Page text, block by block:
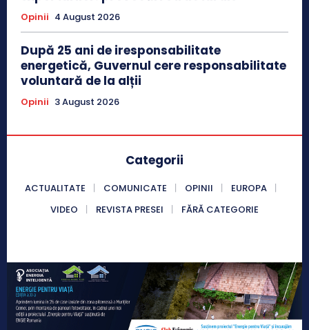
Opinii 4 August 2026
După 25 ani de iresponsabilitate
energetică, Guvernul cere responsabilitate
voluntară de la alții
Opinii 3 August 2026
Categorii
ACTUALITATE COMUNICATE OPINII
EUROPA
VIDEO
REVISTA PRESEI FĂRĂ CATEGORIE